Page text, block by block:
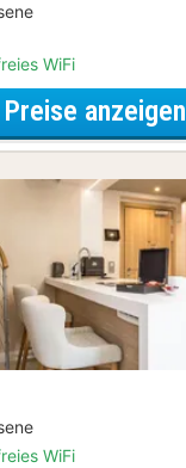
WiFi
Preise anzeigen
WiFi